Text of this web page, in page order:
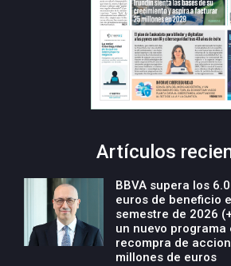
Artículos
BBVA supera los
euros de beneficio
semestre de 2026
un nuevo
recompra de
millones de euros